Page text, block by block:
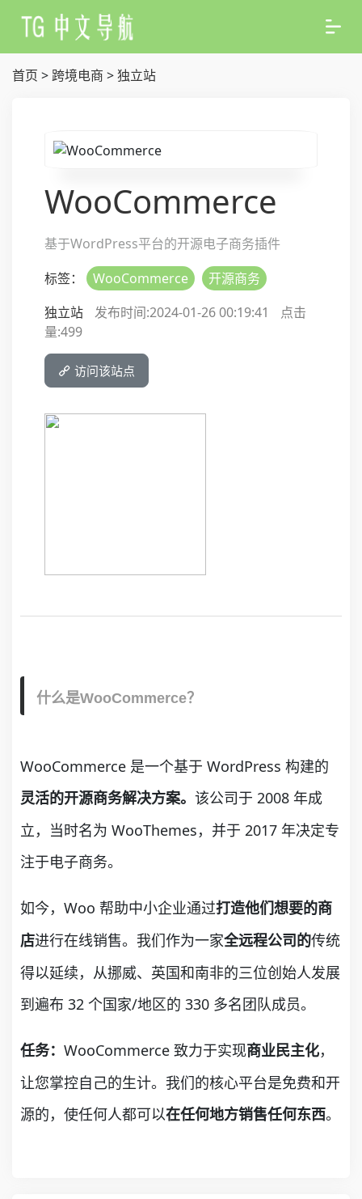
首页 > 跨境电商 >独立站
WooCommerce
基于WordPress平台的开源电子商务插件
标签：
WooCommerce
开源商务
独立站
发布时间:2024-01-26 00:19:41
点击
量:499
访问该站点
什么是WooCommerce？
WooCommerce 是一个基于 WordPress 构建的
灵活的开源商务解决方案。 该公司于 2008 年成
立，当时名为 WooThemes，并于 2017 年决定专
注于电子商务。
如今，Woo 帮助中小企业通过打造他们想要的商
店进行在线销售。我们作为一家全远程公司的传统
得以延续，从挪威、英国和南非的三位创始人发展
到遍布 32 个国家/地区的 330 多名团队成员。
任务： WooCommerce 致力于实现商业民主化，
让您掌控自己的生计。我们的核心平台是免费和开
源的，使任何人都可以在任何地方销售任何东西。